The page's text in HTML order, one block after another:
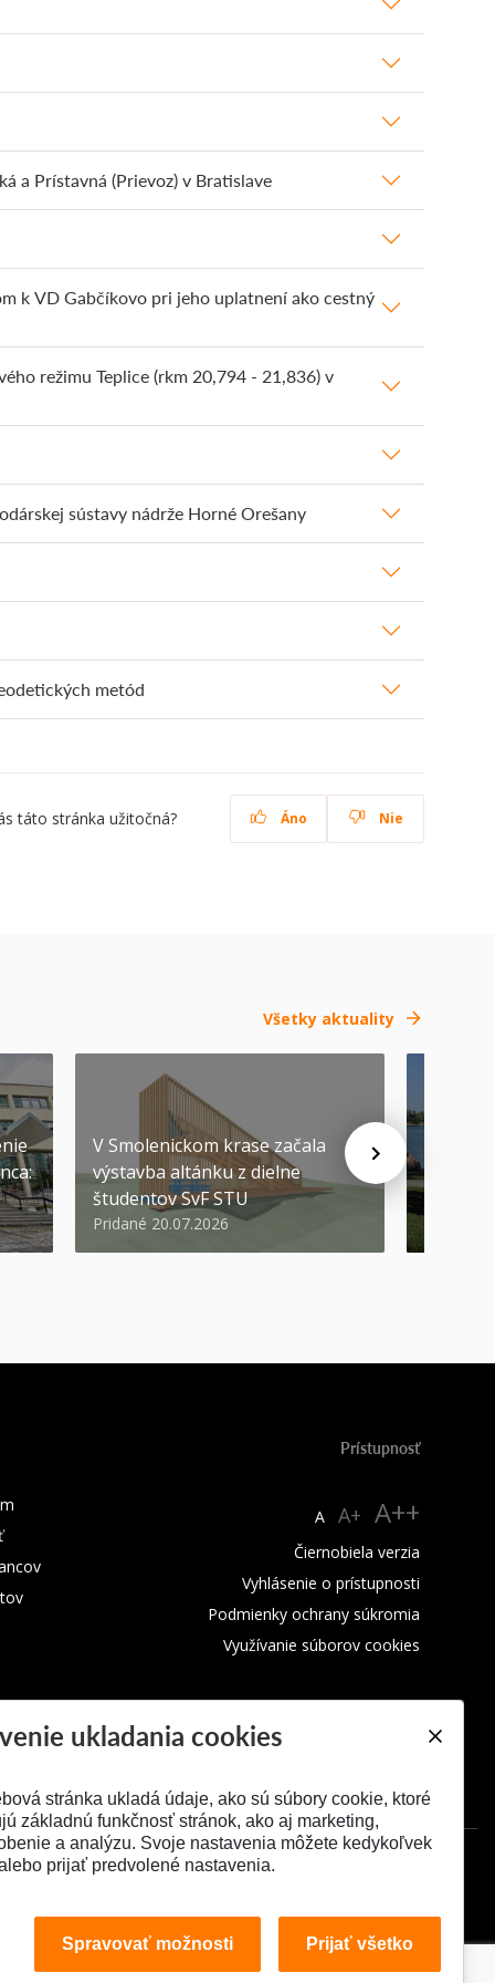
a Prístavná (Prievoz) v Bratislave
k VD Gabčíkovo pri jeho uplatnení ako cestný
režimu Teplice (rkm 20,794 - 21,836) v
sústavy nádrže Horné Orešany
metód
táto stránka užitočná? Áno Nie
Všetky aktuality
V Smolenickom krase začala
výstavba altánku z dielne
študentov SvF STU
Pridané 20.07.2026
Prístupnosť
A A+ A++
Čiernobiela verzia
Vyhlásenie o prístupnosti
Podmienky ochrany súkromia
Využívanie súborov cookies
ukladania cookies
stránka ukladá údaje, ako sú súbory cookie, ktoré
základnú funkčnosť stránok, ako aj marketing,
a analýzu. Svoje nastavenia môžete kedykoľvek
prijať predvolené nastavenia.
Spravovať možnosti Prijať všetko